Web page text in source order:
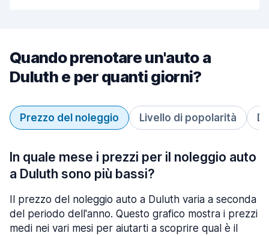
Quando prenotare un'auto a
Duluth e per quanti giorni?
Prezzo del noleggio Livello di popolarità
In quale mese i prezzi per il noleggio auto
a Duluth sono più bassi?
Il prezzo del noleggio auto a Duluth varia a seconda
del periodo dell'anno. Questo grafico mostra i prezzi
medi nei vari mesi per aiutarti a scoprire qual è il